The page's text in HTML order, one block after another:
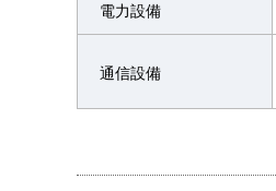
電力設備
通信設備